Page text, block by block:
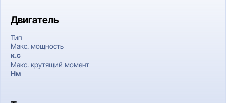
Двигатель
Тип
Макс. мощность
к.c
Макс. крутящий момент
Нм